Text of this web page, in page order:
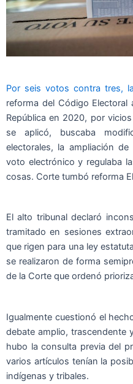
Por seis votos contra tres,
reforma del Código
República en 2020, por
se aplicó, buscaba
electorales, la ampliación
voto electrónico y regulaba
cosas. Corte tumbó reforma
El alto tribunal declaró
tramitado en sesiones
que rigen para una ley
se realizaron de forma
de la Corte que ordenó
Igualmente cuestionó el
debate amplio, trascendente
hubo la consulta previa del
varios artículos tenían la
indígenas y tribales.